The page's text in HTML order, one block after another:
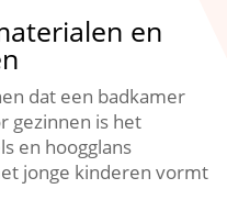
en
dat een badkamer
gezinnen is het
en hoogglans
jonge kinderen vormt